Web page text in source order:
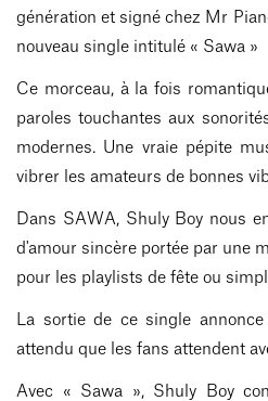
génération et signé chez Mr
nouveau single intitulé « Sawa »
Ce morceau, à la fois
paroles touchantes aux
modernes. Une vraie pépite
vibrer les amateurs de bonnes
Dans SAWA, Shuly Boy nous
d'amour sincère portée par une
pour les playlists de fête ou
La sortie de ce single
attendu que les fans attendent
Avec « Sawa », Shuly Boy